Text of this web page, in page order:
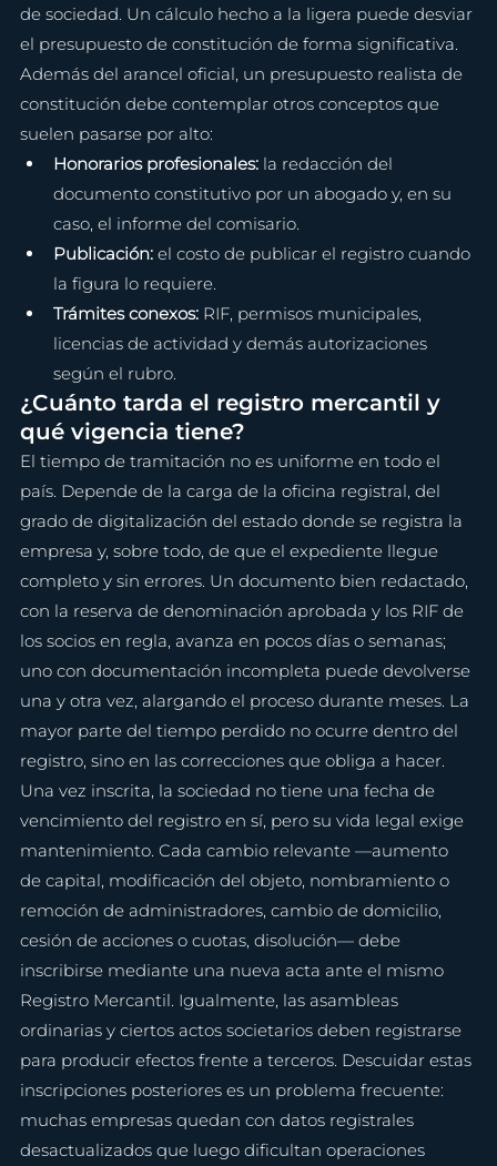
de sociedad. Un cálculo hecho a la ligera puede desviar
el presupuesto de constitución de forma significativa.
Además del arancel oficial, un presupuesto realista de
constitución debe contemplar otros conceptos que
suelen pasarse por alto:
Honorarios profesionales: la redacción del
documento constitutivo por un abogado y, en su
caso, el informe del comisario.
Publicación: el costo de publicar el registro cuando
la figura lo requiere.
Trámites conexos: RIF, permisos municipales,
licencias de actividad y demás autorizaciones
según el rubro.
¿Cuánto tarda el registro mercantil y
qué vigencia tiene?
El tiempo de tramitación no es uniforme en todo el
país. Depende de la carga de la oficina registral, del
grado de digitalización del estado donde se registra la
empresa y, sobre todo, de que el expediente llegue
completo y sin errores. Un documento bien redactado,
con la reserva de denominación aprobada y los RIF de
los socios en regla, avanza en pocos días o semanas;
uno con documentación incompleta puede devolverse
una y otra vez, alargando el proceso durante meses. La
mayor parte del tiempo perdido no ocurre dentro del
registro, sino en las correcciones que obliga a hacer.
Una vez inscrita, la sociedad no tiene una fecha de
vencimiento del registro en sí, pero su vida legal exige
mantenimiento. Cada cambio relevante —aumento
de capital, modificación del objeto, nombramiento o
remoción de administradores, cambio de domicilio,
cesión de acciones o cuotas, disolución— debe
inscribirse mediante una nueva acta ante el mismo
Registro Mercantil. Igualmente, las asambleas
ordinarias y ciertos actos societarios deben registrarse
para producir efectos frente a terceros. Descuidar estas
inscripciones posteriores es un problema frecuente:
muchas empresas quedan con datos registrales
desactualizados que luego dificultan operaciones